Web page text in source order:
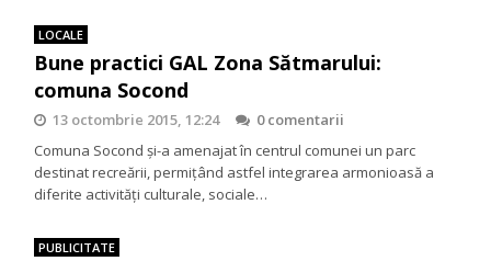
LOCALE
Bune practici GAL Zona Sătmarului:
comuna Socond
13 octombrie 2015, 12:24
0 comentarii
Comuna Socond şi-a amenajat în centrul comunei un parc
destinat recreării, permiţând astfel integrarea armonioasă a
diferite activităţi culturale, sociale…
PUBLICITATE